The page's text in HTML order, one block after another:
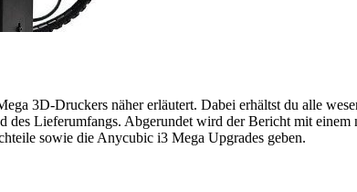
3D-Druckers näher erläutert. Dabei erhältst du alle
Lieferumfangs. Abgerundet wird der Bericht mit einem
sowie die Anycubic i3 Mega Upgrades geben.